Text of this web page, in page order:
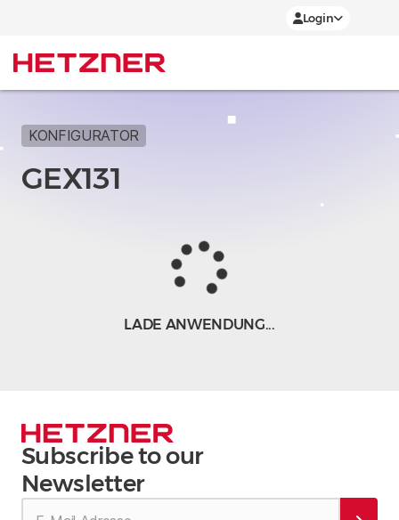
Login
KONFIGURATOR
GEX131
LADE ANWENDUNG...
Subscribe to our
Newsletter